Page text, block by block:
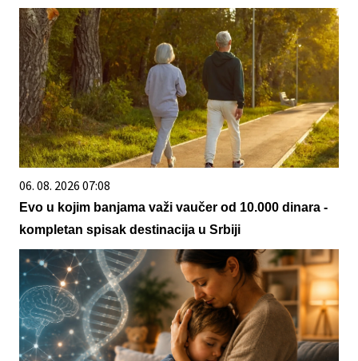
06. 08. 2026 07:08
Evo u kojim banjama važi vaučer od 10.000 dinara -
kompletan spisak destinacija u Srbiji